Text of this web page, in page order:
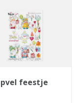
feestje